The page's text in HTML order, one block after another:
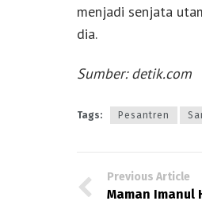
menjadi senjata
dia.
Sumber: detik.com
Tags: Pesantren
Previous Article
Maman Imanul